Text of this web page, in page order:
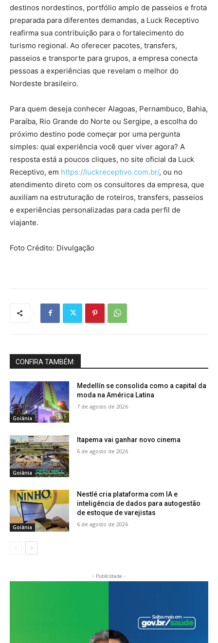
destinos nordestinos, portfólio amplo de passeios e frota
preparada para diferentes demandas, a Luck Receptivo
reafirma sua contribuição para o fortalecimento do
turismo regional. Ao oferecer pacotes, transfers,
passeios e transporte para grupos, a empresa conecta
pessoas a experiências que revelam o melhor do
Nordeste brasileiro.
Para quem deseja conhecer Alagoas, Pernambuco, Bahia,
Paraíba, Rio Grande do Norte ou Sergipe, a escolha do
próximo destino pode começar por uma pergunta
simples: qual experiência você quer viver agora? A
resposta está a poucos cliques, no site oficial da Luck
Receptivo, em https://luckreceptivo.com.br/, ou no
atendimento direto com os consultores da empresa, que
auxiliam na estruturação de roteiros, transfers, passeios
e experiências personalizadas para cada perfil de
viajante.
Foto Crédito: Divulgação
CONFIRA TAMBÉM:
Goiânia
Medellín se consolida como a capital da
moda na América Latina
7 de agosto de 2026
Goiânia
Itapema vai ganhar novo cinema
6 de agosto de 2026
Goiânia
Nestlé cria plataforma com IA e
inteligência de dados para autogestão
de estoque de varejistas
6 de agosto de 2026
- Publicidade -